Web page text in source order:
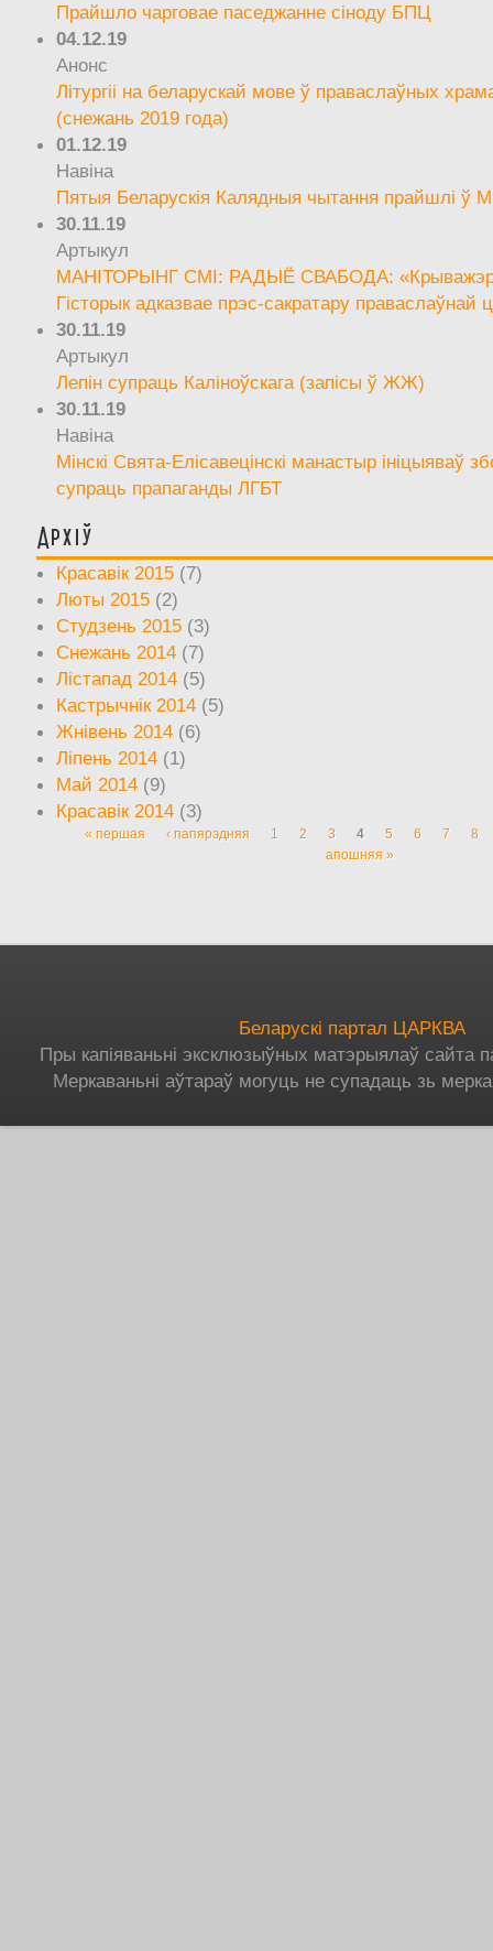
Прайшло чарговае паседжанне сіноду БПЦ
04.12.19
Анонс
Літургіі на беларускай мове ў праваслаўных
(снежань 2019 года)
01.12.19
Навіна
Пятыя Беларускія Калядныя чытання прайшлі ў
30.11.19
Артыкул
МАНІТОРЫНГ СМІ: РАДЫЁ СВАБОДА:
Гісторык адказвае прэс-сакратару праваслаўнай
30.11.19
Артыкул
Лепін супраць Каліноўскага (запісы ў ЖЖ)
30.11.19
Навіна
Мінскі Свята-Елісавецінскі манастыр ініцыяваў
супраць прапаганды ЛГБТ
Архіў
Красавік 2015 (7)
Люты 2015 (2)
Студзень 2015 (3)
Снежань 2014 (7)
Лістапад 2014 (5)
Кастрычнік 2014 (5)
Жнівень 2014 (6)
Ліпень 2014 (1)
Май 2014 (9)
Красавік 2014 (3)
Старонкі
« першая ‹ папярэдняя 1 2 3 4 5 6 7
8
апошняя »
Беларускі партал ЦАРКВА
Пры капіяваньні эксклюзыўных матэрыялаў сайта
Меркаваньні аўтараў могуць не супадаць зь